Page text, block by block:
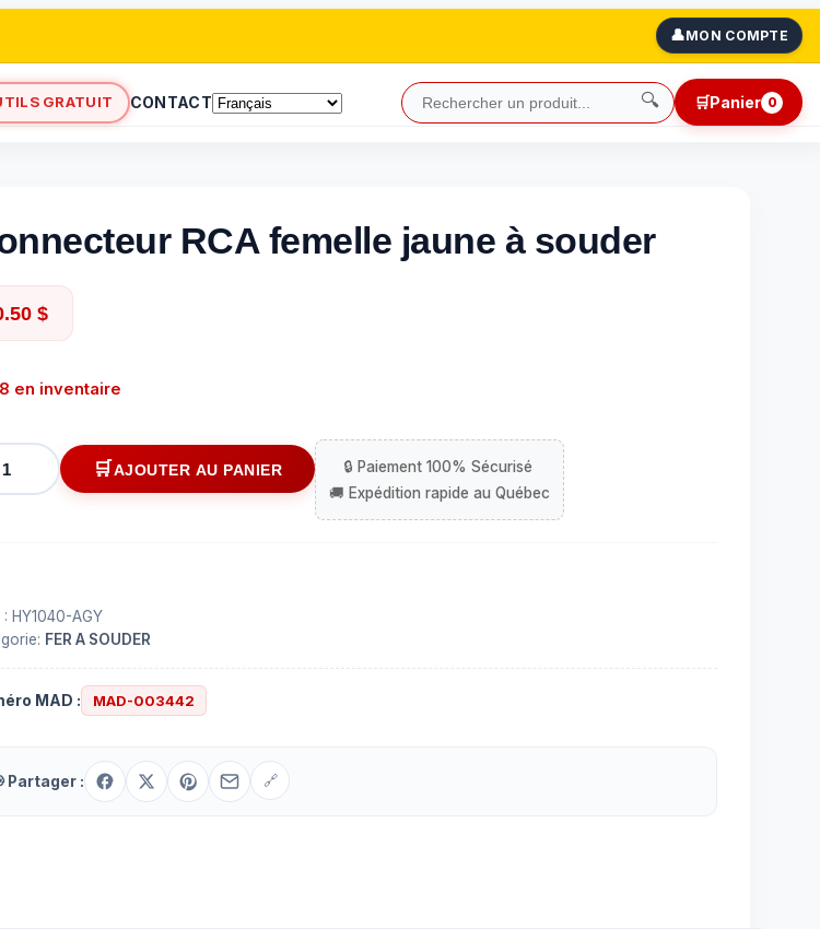
👤MON COMPTE
GRATUIT CONTACT 🔍 🛒Panier 0
RCA femelle jaune à souder
$
en inventaire
AJOUTER AU PANIER
: HY1040-AGY
FER A SOUDER
MAD : MAD-003442
Partager : 🔗